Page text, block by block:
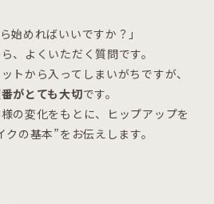
始めればいいですか？」
、よくいただく質問です。
トから入ってしまいがちですが、
がとても大切です。
の変化をもとに、ヒップアップを
の基本”をお伝えします。